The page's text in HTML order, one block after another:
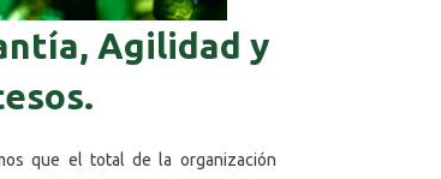
Agilidad y
que el total de la organización